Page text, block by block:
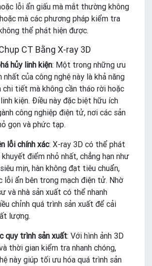
lỗi ẩn giấu mà mắt thường không
mà các phương pháp kiểm tra
thể phát hiện được.
CT Bằng X-ray 3D
hủy linh kiện: Một trong những ưu
nhất của công nghệ này là khả năng
chi tiết mà không cần tháo rời hoặc
kiện. Điều này đặc biệt hữu ích
công nghiệp điện tử, nơi các sản
gọn và phức tạp.
lỗi chính xác: X-ray 3D có thể phát
khuyết điểm nhỏ nhất, chẳng hạn như
mịn, hàn không đạt tiêu chuẩn,
lỗi ẩn bên trong mạch điện tử. Nhờ
và nhà sản xuất có thể nhanh
chỉnh quá trình sản xuất để cải
lượng.
quy trình sản xuất: Với hình ảnh 3D
thời gian kiểm tra nhanh chóng,
này giúp tối ưu hóa quá trình sản